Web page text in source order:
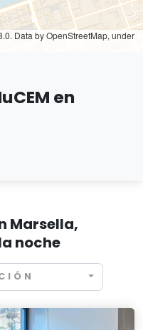
Data by OpenStreetMap, under
en
Marsella,
noche